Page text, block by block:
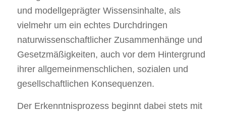
und modellgeprägter Wissensinhalte, als
vielmehr um ein echtes Durchdringen
naturwissenschaftlicher Zusammenhänge und
Gesetzmäßigkeiten, auch vor dem Hintergrund
ihrer allgemeinmenschlichen, sozialen und
gesellschaftlichen Konsequenzen.
Der Erkenntnisprozess beginnt dabei stets mit